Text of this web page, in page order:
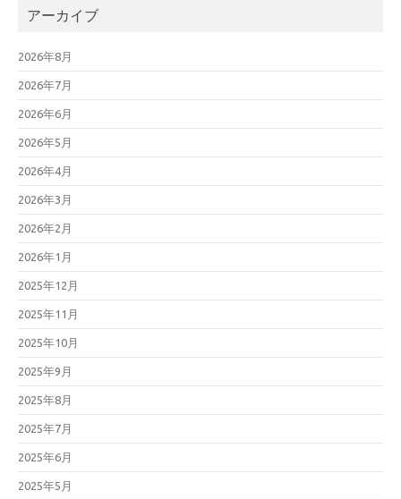
アーカイブ
2026年8月
2026年7月
2026年6月
2026年5月
2026年4月
2026年3月
2026年2月
2026年1月
2025年12月
2025年11月
2025年10月
2025年9月
2025年8月
2025年7月
2025年6月
2025年5月